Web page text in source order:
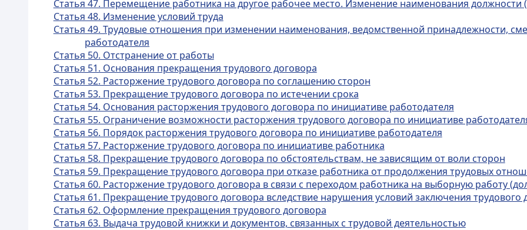
Статья 47. Перемещение работника на другое рабочее место. Изменение наименования должности
Статья 48. Изменение условий труда
Статья 49. Трудовые отношения при изменении наименования, ведомственной принадлежности,
работодателя
Статья 50. Отстранение от работы
Статья 51. Основания прекращения трудового договора
Статья 52. Расторжение трудового договора по соглашению сторон
Статья 53. Прекращение трудового договора по истечении срока
Статья 54. Основания расторжения трудового договора по инициативе работодателя
Статья 55. Ограничение возможности расторжения трудового договора по инициативе
Статья 56. Порядок расторжения трудового договора по инициативе работодателя
Статья 57. Расторжение трудового договора по инициативе работника
Статья 58. Прекращение трудового договора по обстоятельствам, не зависящим от воли сторон
Статья 59. Прекращение трудового договора при отказе работника от продолжения трудовых
Статья 60. Расторжение трудового договора в связи с переходом работника на выборную работу
Статья 61. Прекращение трудового договора вследствие нарушения условий заключения трудового
Статья 62. Оформление прекращения трудового договора
Статья 63. Выдача трудовой книжки и документов, связанных с трудовой деятельностью